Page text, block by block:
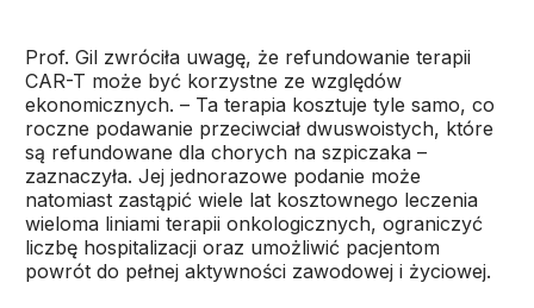
Prof. Gil zwróciła uwagę, że refundowanie terapii
CAR-T może być korzystne ze względów
ekonomicznych. – Ta terapia kosztuje tyle samo, co
roczne podawanie przeciwciał dwuswoistych, które
są refundowane dla chorych na szpiczaka –
zaznaczyła. Jej jednorazowe podanie może
natomiast zastąpić wiele lat kosztownego leczenia
wieloma liniami terapii onkologicznych, ograniczyć
liczbę hospitalizacji oraz umożliwić pacjentom
powrót do pełnej aktywności zawodowej i życiowej.